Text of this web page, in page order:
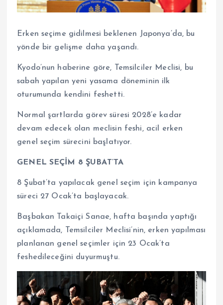
Erken seçime gidilmesi beklenen Japonya’da, bu
yönde bir gelişme daha yaşandı.
Kyodo’nun haberine göre, Temsilciler Meclisi, bu
sabah yapılan yeni yasama döneminin ilk
oturumunda kendini feshetti.
Normal şartlarda görev süresi 2028’e kadar
devam edecek olan meclisin feshi, acil erken
genel seçim sürecini başlatıyor.
GENEL SEÇİM 8 ŞUBAT’TA
8 Şubat’ta yapılacak genel seçim için kampanya
süreci 27 Ocak’ta başlayacak.
Başbakan Takaiçi Sanae, hafta başında yaptığı
açıklamada, Temsilciler Meclisi’nin, erken yapılması
planlanan genel seçimler için 23 Ocak’ta
feshedileceğini duyurmuştu.